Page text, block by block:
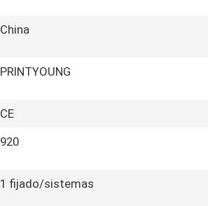
China
PRINTYOUNG
CE
920
1 fijado/sistemas